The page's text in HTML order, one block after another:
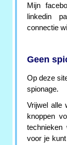
Mijn
linkedin
connectie
Geen
Op deze
spionage.
Vrijwel alle
knoppen
voor je